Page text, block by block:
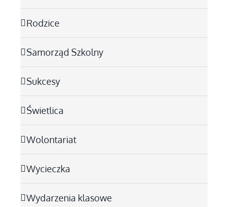
Rodzice
Samorząd Szkolny
Sukcesy
Świetlica
Wolontariat
Wycieczka
Wydarzenia klasowe